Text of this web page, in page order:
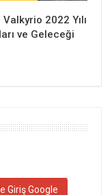
Valkyrio 2022 Yılı
ve Geleceği
Giriş Google